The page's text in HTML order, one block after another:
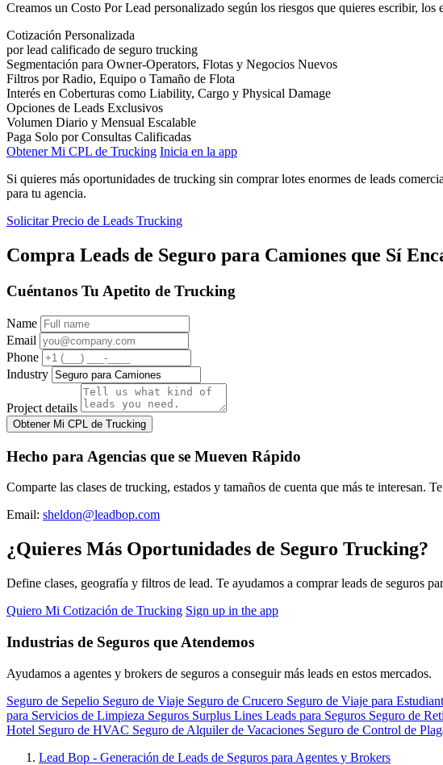
Creamos un Costo Por Lead personalizado según los riesgos que quieres escribir,
Cotización Personalizada
por lead calificado de seguro trucking
Segmentación para Owner-Operators, Flotas y Negocios Nuevos
Filtros por Radio, Equipo o Tamaño de Flota
Interés en Coberturas como Liability, Cargo y Physical Damage
Opciones de Leads Exclusivos
Volumen Diario y Mensual Escalable
Paga Solo por Consultas Calificadas
Obtener Mi CPL de Trucking Inicia en la app
Si quieres más oportunidades de trucking sin comprar lotes enormes de leads
para tu agencia.
Solicitar Precio de Leads Trucking
Compra Leads de Seguro para Camiones que Sí
Cuéntanos Tu Apetito de Trucking
Name
Email
Phone
Industry
Project details
Obtener Mi CPL de Trucking
Hecho para Agencias que se Mueven Rápido
Comparte las clases de trucking, estados y tamaños de cuenta que más te interesan.
Email: sheldon@leadbop.com
¿Quieres Más Oportunidades de Seguro Trucking?
Define clases, geografía y filtros de lead. Te ayudamos a comprar leads de seguros
Quiero Mi Cotización de Trucking Sign up in the app
Industrias de Seguros que Atendemos
Ayudamos a agentes y brokers de seguros a conseguir más leads en estos mercados.
Seguro de Sepelio Seguro de Viaje Seguro de Crucero Seguro de Viaje para
para Servicios de Limpieza Seguros Surplus Lines Leads para Seguros Seguro de
Hotel Seguro de HVAC Seguro de Alquiler de Vacaciones Seguro de Control de
Lead Bop - Generación de Leads de Seguros para Agentes y Brokers